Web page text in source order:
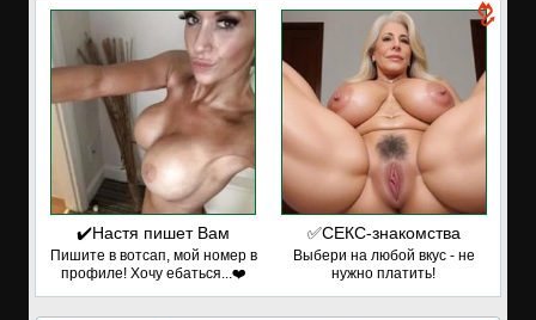
✔️Настя пишет Вам
Пишите в вотсап, мой номер в
профиле! Хочу ебаться...❤️
✅СЕКС-знакомства
Выбери на любой вкус - не
нужно платить!